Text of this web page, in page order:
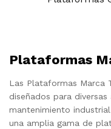
Plataformas
Las Plataformas Marca
diseñados para
mantenimiento
una amplia gama de